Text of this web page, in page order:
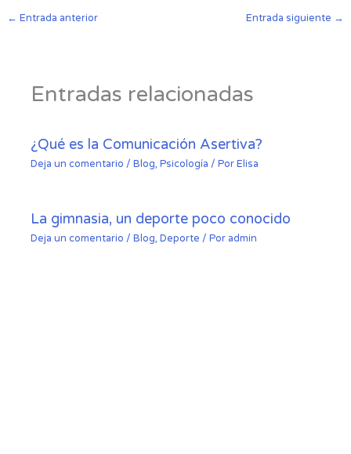
← Entrada anterior Entrada siguiente →
Entradas relacionadas
¿Qué es la Comunicación Asertiva?
Deja un comentario / Blog, Psicología / PorElisa
La gimnasia, un deporte poco conocido
Deja un comentario / Blog, Deporte / Por admin